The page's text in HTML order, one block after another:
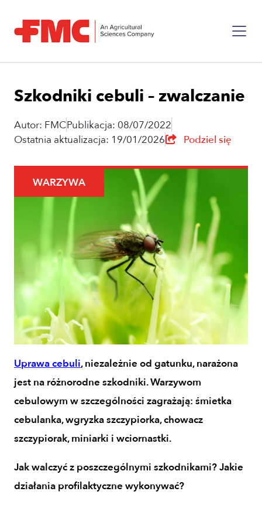
Szkodniki cebuli – zwalczanie
Autor: FMCPublikacja: 08/07/2022
Ostatnia aktualizacja: 19/01/2026
Podziel się
WARZYWA
Uprawa cebuli, niezależnie od gatunku, narażona
jest na różnorodne szkodniki. Warzywom
cebulowym w szczególności zagrażają: śmietka
cebulanka, wgryzka szczypiorka, chowacz
szczypiorak, miniarki i wciornastki.
Jak walczyć z poszczególnymi szkodnikami? Jakie
działania profilaktyczne wykonywać?